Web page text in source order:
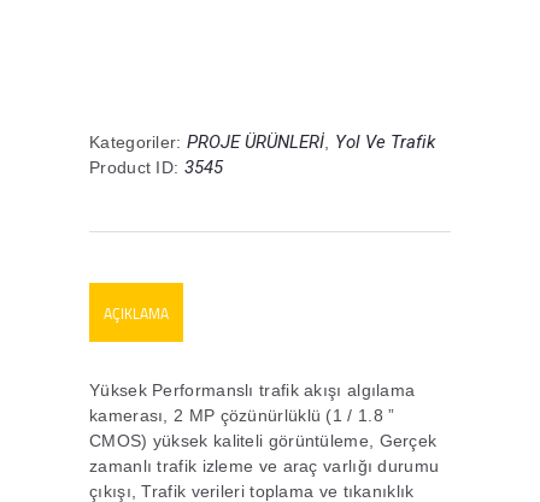
Kategoriler: PROJE ÜRÜNLERİ, Yol Ve Trafik
Product ID: 3545
AÇIKLAMA
Yüksek Performanslı trafik akışı algılama
kamerası, 2 MP çözünürlüklü (1 / 1.8 ”
CMOS) yüksek kaliteli görüntüleme, Gerçek
zamanlı trafik izleme ve araç varlığı durumu
çıkışı, Trafik verileri toplama ve tıkanıklık